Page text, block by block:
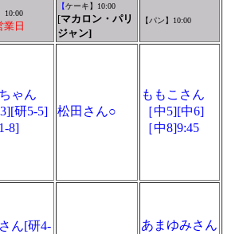
10:00
業日
【ケーキ】10:00
[マカロン・パリ
ジャン]
【パン】10:00
ゃん
研5-5]
8]
松田さん○
ももこさん
［中5][中6]
［中8]9:45
ん[研4-
あまゆみさん